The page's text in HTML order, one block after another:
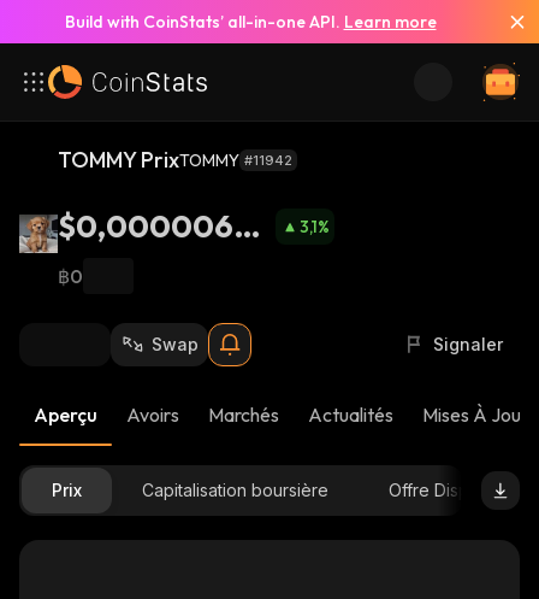
Build with CoinStats’ all-in-one API. Learn more
TOMMY PrixTOMMY #11942
$0,00000693
2
3,1%
฿0
Swap Signaler
Aperçu Avoirs Marchés Actualités Mises À Jour
Prix Capitalisation boursière Offre Disponible